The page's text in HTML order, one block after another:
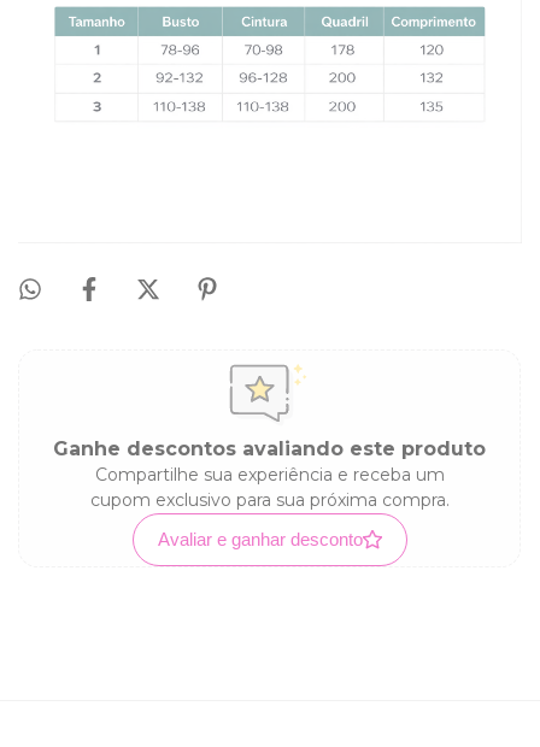
Ganhe descontos avaliando este produto
Compartilhe sua experiência e receba um
cupom exclusivo para sua próxima compra.
Avaliar e ganhar desconto